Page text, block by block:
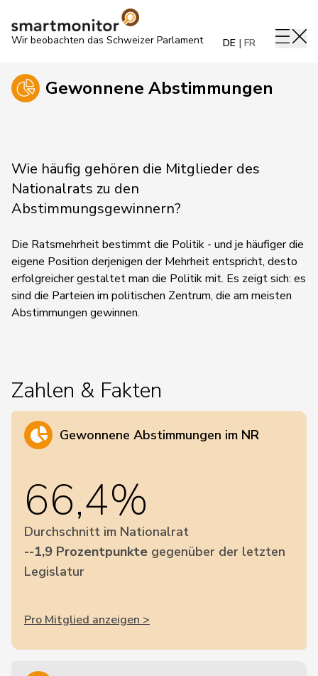
Wir beobachten das Schweizer Parlament DE FR
Gewonnene Abstimmungen
Wie häufig gehören die Mitglieder des
Nationalrats zu den
Abstimmungsgewinnern?
Die Ratsmehrheit bestimmt die Politik - und je häufiger die
eigene Position derjenigen der Mehrheit entspricht, desto
erfolgreicher gestaltet man die Politik mit. Es zeigt sich: es
sind die Parteien im politischen Zentrum, die am meisten
Abstimmungen gewinnen.
Zahlen & Fakten
Gewonnene Abstimmungen im NR
66,4%
Durchschnitt im Nationalrat
--1,9 Prozentpunkte gegenüber der letzten
Legislatur
Pro Mitglied anzeigen >